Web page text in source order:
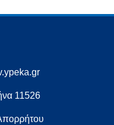
11526